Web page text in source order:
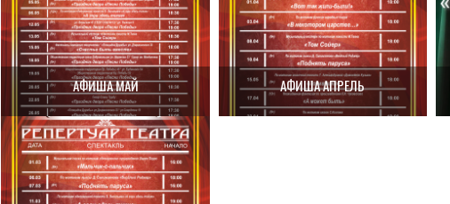
АФИША МАЙ АФИША АПРЕЛЬ